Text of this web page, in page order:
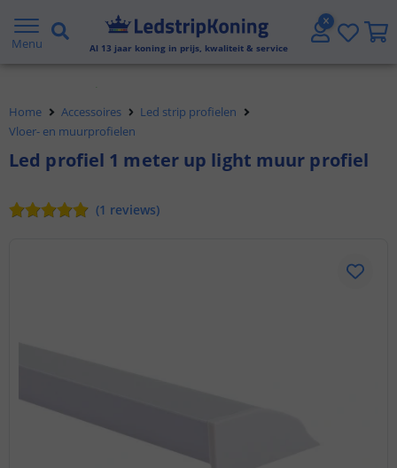
Menu Al 13 jaar koning in prijs, kwaliteit & service
Klantbeoordeling 9.1
Home
Accessoires
Led strip profielen
Vloer- en muurprofielen
Led profiel 1 meter up light muur profiel
(1 reviews)